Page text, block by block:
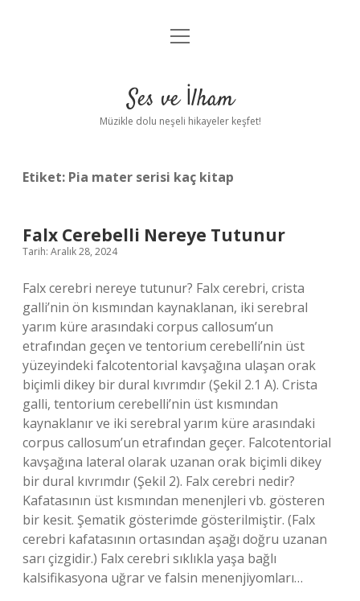
Anasayfa
Yasal Uyarı
menüyü
Ses ve İlham
Müzikle dolu neşeli hikayeler keşfet!
Etiket: Pia mater serisi kaç kitap
Falx Cerebelli Nereye Tutunur
Tarih: Aralık 28, 2024
Falx cerebri nereye tutunur? Falx cerebri, crista
galli’nin ön kısmından kaynaklanan, iki serebral
yarım küre arasındaki corpus callosum’un
etrafından geçen ve tentorium cerebelli’nin üst
yüzeyindeki falcotentorial kavşağına ulaşan orak
biçimli dikey bir dural kıvrımdır (Şekil 2.1 A). Crista
galli, tentorium cerebelli’nin üst kısmından
kaynaklanır ve iki serebral yarım küre arasındaki
corpus callosum’un etrafından geçer. Falcotentorial
kavşağına lateral olarak uzanan orak biçimli dikey
bir dural kıvrımdır (Şekil 2). Falx cerebri nedir?
Kafatasının üst kısmından menenjleri vb. gösteren
bir kesit. Şematik gösterimde gösterilmiştir. (Falx
cerebri kafatasının ortasından aşağı doğru uzanan
sarı çizgidir.) Falx cerebri sıklıkla yaşa bağlı
kalsifikasyona uğrar ve falsin menenjiyomları…